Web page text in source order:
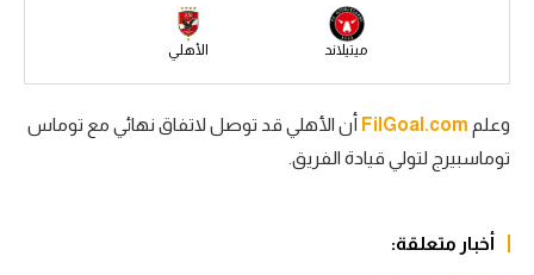
رياضات أخرى
كرة السلة الأمريكية
ميتيلاند الأهلي
وعلم FilGoal.com أن الأهلي قد توصل لاتفاق نهائي مع توماس
توماسبيرج لتولي قيادة الفريق.
أخبار متعلقة: